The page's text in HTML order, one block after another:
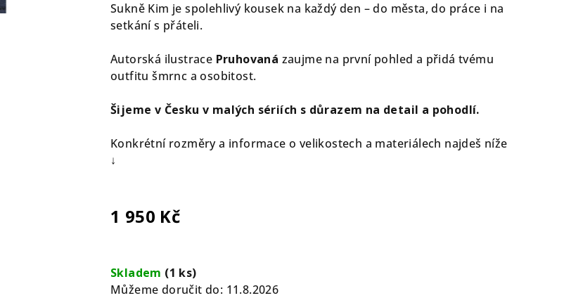
Sukně Kim je spolehlivý kousek na každý den – do města, do práce i na
setkání s přáteli.
Autorská ilustrace Pruhovaná zaujme na první pohled a přidá tvému
outfitu šmrnc a osobitost.
Šijeme v Česku v malých sériích s důrazem na detail a pohodlí.
Konkrétní rozměry a informace o velikostech a materiálech najdeš níže
↓
1 950 Kč
cena:
Skladem (1 ks)
Můžeme doručit do: 11.8.2026